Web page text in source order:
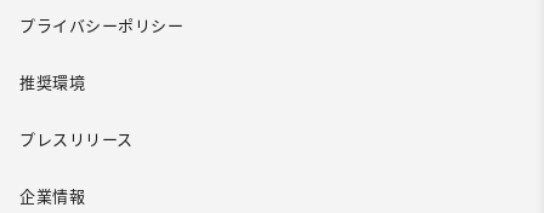
プライバシーポリシー
推奨環境
プレスリリース
企業情報